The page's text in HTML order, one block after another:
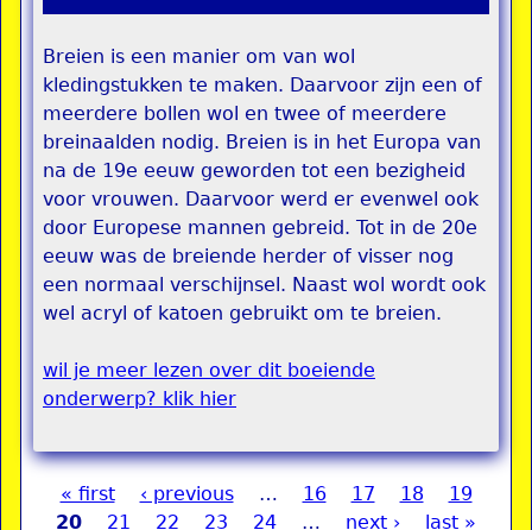
Breien is een manier om van wol
kledingstukken te maken. Daarvoor zijn een of
meerdere bollen wol en twee of meerdere
breinaalden nodig. Breien is in het Europa van
na de 19e eeuw geworden tot een bezigheid
voor vrouwen. Daarvoor werd er evenwel ook
door Europese mannen gebreid. Tot in de 20e
eeuw was de breiende herder of visser nog
een normaal verschijnsel. Naast wol wordt ook
wel acryl of katoen gebruikt om te breien.
wil je meer lezen over dit boeiende
onderwerp? klik hier
Pages
« first ‹ previous … 16 17 18
19
20
21 22 23 24 … next › last »